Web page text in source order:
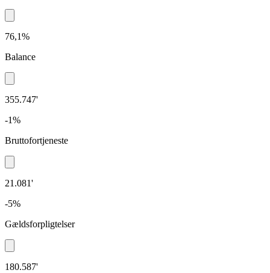
76,1%
Balance
355.747'
-1%
Bruttofortjeneste
21.081'
-5%
Gældsforpligtelser
180.587'